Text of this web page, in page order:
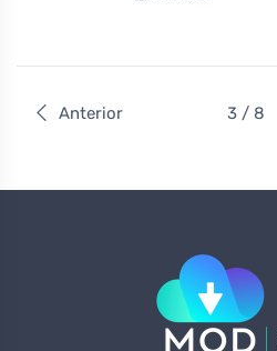
Anterior 3 / 8